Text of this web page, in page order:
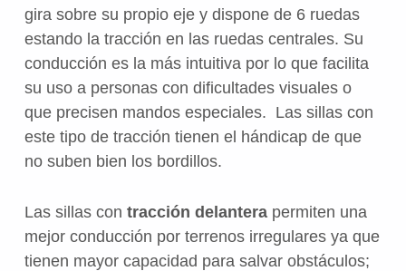
gira sobre su propio eje y dispone de 6 ruedas
estando la tracción en las ruedas centrales. Su
conducción es la más intuitiva por lo que facilita
su uso a personas con dificultades visuales o
que precisen mandos especiales. Las sillas con
este tipo de tracción tienen el hándicap de que
no suben bien los bordillos.
Las sillas con tracción delanterapermiten una
mejor conducción por terrenos irregulares ya que
tienen mayor capacidad para salvar obstáculos;